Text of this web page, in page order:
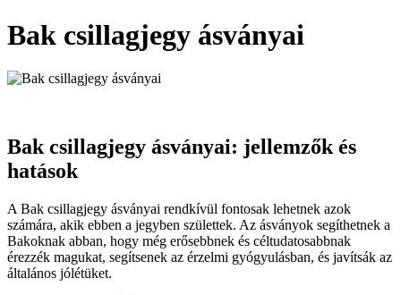
Bak csillagjegy ásványai
Bak csillagjegy ásványai: jellemzők és
hatások
A Bak csillagjegy ásványai rendkívül fontosak lehetnek azok
számára, akik ebben a jegyben születtek. Az ásványok segíthetnek a
Bakoknak abban, hogy még erősebbnek és céltudatosabbnak
érezzék magukat, segítsenek az érzelmi gyógyulásban, és javítsák az
általános jólétüket.